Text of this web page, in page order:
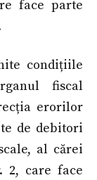
face parte
condițiile
fiscal
erorilor
de debitori
al cărei
2, care face